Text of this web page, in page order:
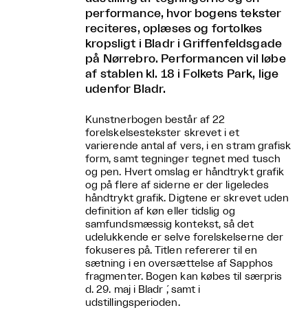
performance, hvor bogens tekster
reciteres, oplæses og fortolkes
kropsligt i Bladr i Griffenfeldsgade
på Nørrebro. Performancen vil løbe
af stablen kl. 18 i Folkets Park, lige
udenfor Bladr.
Kunstnerbogen består af 22
forelskelsestekster skrevet i et
varierende antal af vers, i en stram grafisk
form, samt tegninger tegnet med tusch
og pen. Hvert omslag er håndtrykt grafik
og på flere af siderne er der ligeledes
håndtrykt grafik. Digtene er skrevet uden
definition af køn eller tidslig og
samfundsmæssig kontekst, så det
udelukkende er selve forelskelserne der
fokuseres på. Titlen refererer til en
sætning i en oversættelse af Sapphos
fragmenter. Bogen kan købes til særpris
d. 29. maj i Bladr ́, samt i
udstillingsperioden.